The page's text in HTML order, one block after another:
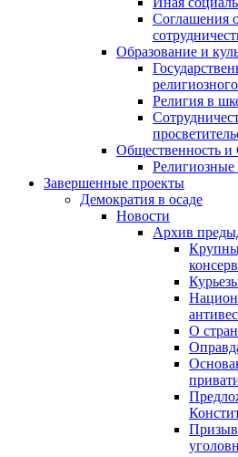
Соглашения
Образование и
Религия в
Общественность
Завершенные проекты
Демократия в осаде
Новости
Архив
О